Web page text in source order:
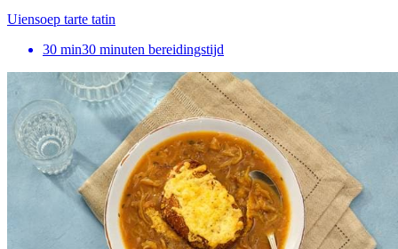
Uiensoep tarte tatin
30 min30 minuten bereidingstijd